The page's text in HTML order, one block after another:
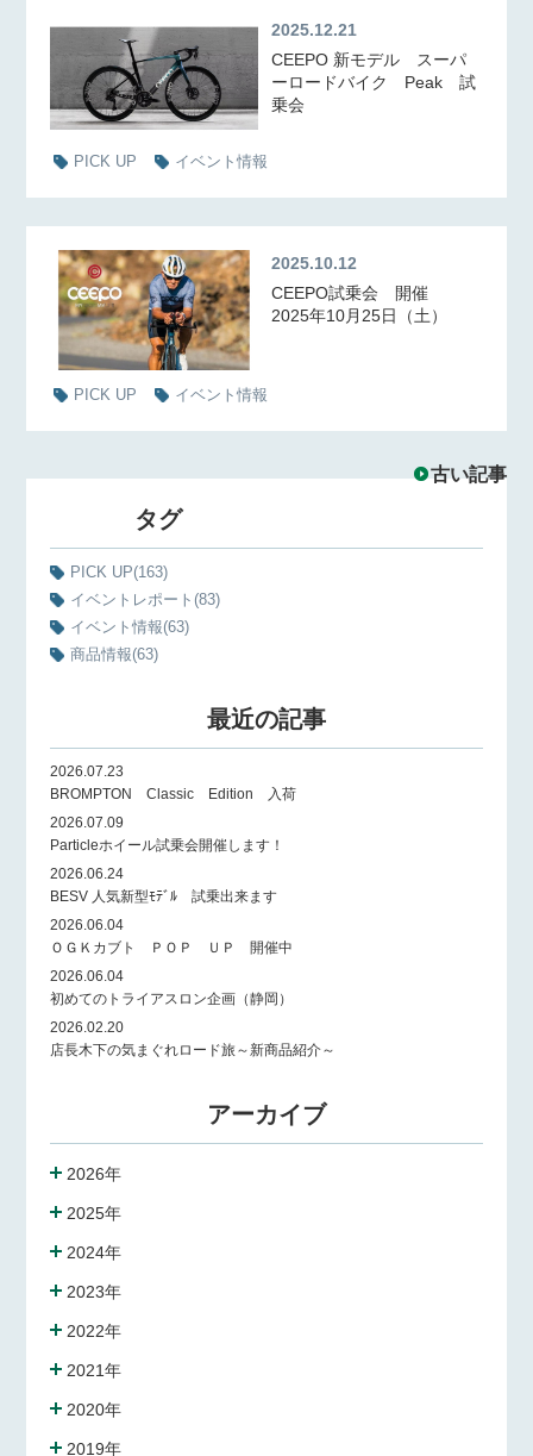
2025.12.21
CEEPO 新モデル スーパ
ーロードバイク Peak 試
乗会
PICK UP イベント情報
2025.10.12
CEEPO試乗会 開催
2025年10月25日（土）
PICK UP イベント情報
古い記事
タグ
PICK UP(163)
イベントレポート(83)
イベント情報(63)
商品情報(63)
最近の記事
2026.07.23
BROMPTON Classic Edition 入荷
2026.07.09
Particleホイール試乗会開催します！
2026.06.24
BESV 人気新型ﾓﾃﾞﾙ 試乗出来ます
2026.06.04
ＯＧＫカブト ＰＯＰ ＵＰ 開催中
2026.06.04
初めてのトライアスロン企画（静岡）
2026.02.20
店長木下の気まぐれロード旅～新商品紹介～
アーカイブ
2026年
2025年
2024年
2023年
2022年
2021年
2020年
2019年